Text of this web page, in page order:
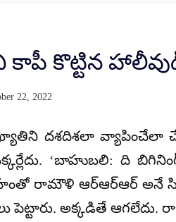
కాపీ కొట్టిన
22, 2022
దశదిశలా వ్యాపించేలా
‘బాహుబలి: ది
రామౌళి ఆర్ఆర్ఆర్ అనే
అక్కడితే ఆగలేదు.